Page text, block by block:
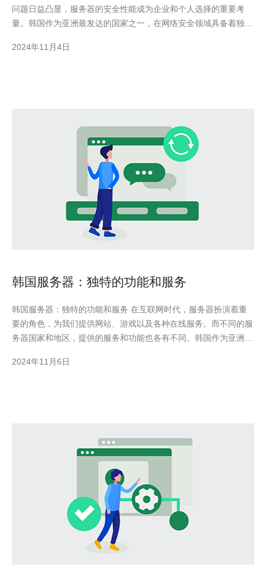
问题日益凸显，服务器的安全性能成为企业和个人选择的重要考
量。韩国作为亚洲最发达的国家之一，在网络安全领域具备着独特
设施 韩国服务器采用先进的技术设施，包括物理和网络安全设
2024年11月4日
韩国服务器：独特的功能和服务
韩国服务器：独特的功能和服务 在互联网时代，服务器扮演着重
要的角色，为我们提供网站、游戏以及各种在线服务。而不同的服
务器国家和地区，提供的服务和功能也各有不同。韩国作为亚洲最
互联网连接 韩国以其高速的互联网连接而闻名，拥有世界上最快
2024年11月6日